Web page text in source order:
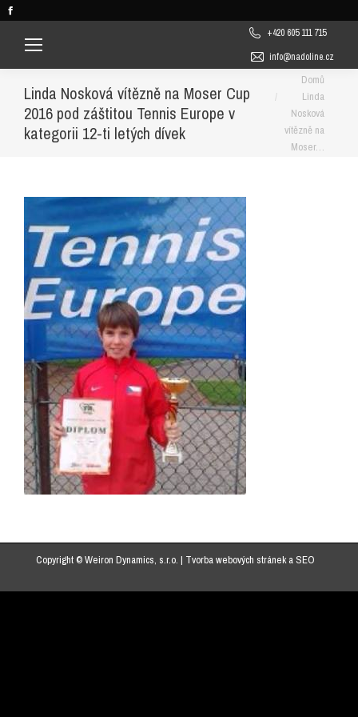
opens
in
new
window
+420 605 111 715
info@nadoline.cz
Linda Nosková vítězně na Moser Cup
2016 pod záštitou Tennis Europe v
kategorii 12-ti letých dívek
You are here:
Domů
Linda
Nosková
vítězně na
Moser…
Copyright © Weiron Dynamics, s.r.o. | Tvorba webových stráneka SEO